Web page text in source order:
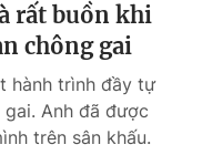
rất buồn khi
chông gai
hành trình đầy tự
Anh đã được
trên sân khấu.